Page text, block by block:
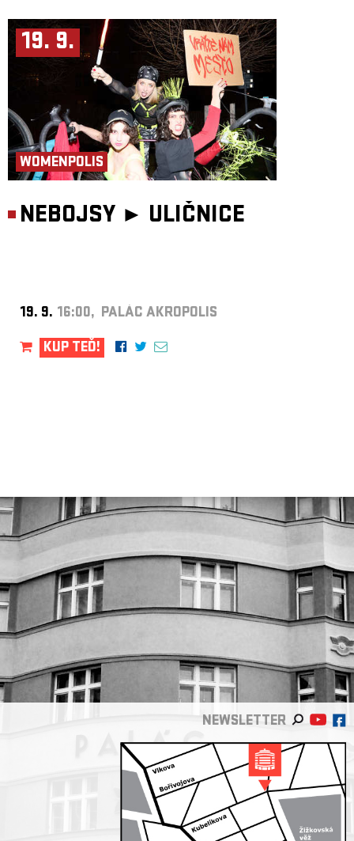
19. 9.
WOMENPOLIS
NEBOJSY ► ULIČNICE
19. 9. 16:00, PALÁC AKROPOLIS
KUP TEĎ!
NEWSLETTER